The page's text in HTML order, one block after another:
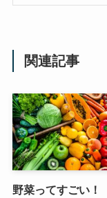
関連記事
野菜ってすごい！